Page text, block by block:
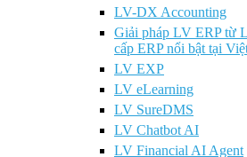
LV-DX Accounting
Giải pháp LV ERP từ
cấp ERP nổi bật tại
LV EXP
LV eLearning
LV SureDMS
LV Chatbot AI
LV Financial AI Agent